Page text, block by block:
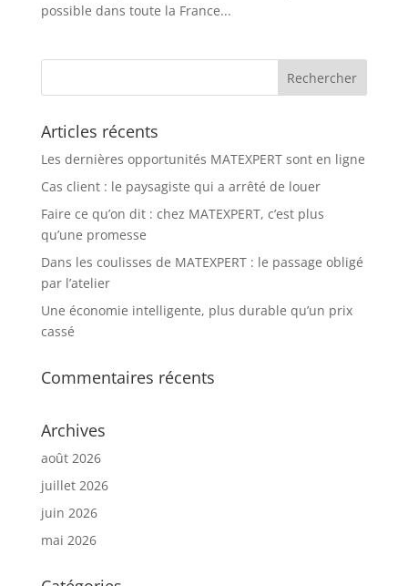
possible dans toute la France...
Articles récents
Les dernières opportunités MATEXPERT sont en ligne
Cas client : le paysagiste qui a arrêté de louer
Faire ce qu’on dit : chez MATEXPERT, c’est plus
qu’une promesse
Dans les coulisses de MATEXPERT : le passage obligé
par l’atelier
Une économie intelligente, plus durable qu’un prix
cassé
Commentaires récents
Archives
août 2026
juillet 2026
juin 2026
mai 2026